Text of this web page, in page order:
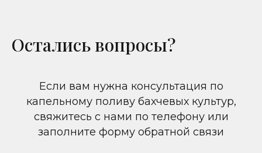
Остались вопросы?
Если вам нужна консультация по
капельному поливу бахчевых культур,
свяжитесь с нами по телефону или
заполните форму обратной связи